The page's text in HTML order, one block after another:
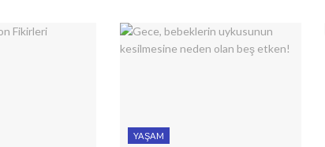
YAŞAM